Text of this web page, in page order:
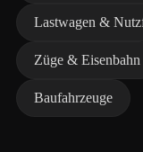
Lastwagen &
Züge & Eisenbahn
Baufahrzeuge